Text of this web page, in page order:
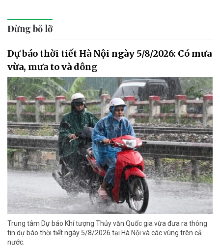
Đừng bỏ lỡ
Dự báo thời tiết Hà Nội ngày 5/8/2026: Có mưa
vừa, mưa to và dông
Trung tâm Dự báo Khí tượng Thủy văn Quốc gia vừa đưa ra thông
tin dự báo thời tiết ngày 5/8/2026 tại Hà Nội và các vùng trên cả
nước.